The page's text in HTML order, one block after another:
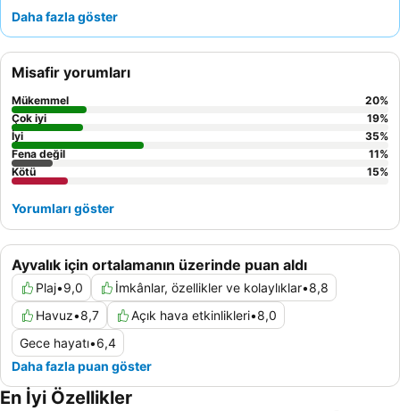
güler yüzlü personeli
deneyim için bahçe manzaralı bir oda talep etmeyi
düşünebilirsiniz.
Daha fazla göster
Ayvalık için ortalamanın üzerinde puan aldı
Plaj•9,0 İmkânlar, özellikler ve kolaylıklar•8,8
Havuz•8,7 Açık hava etkinlikleri•8,0
Gece hayatı•6,4
Daha fazla puan göster
Misafir yorumları
Mükemmel 20%
Çok iyi
19%
İyi
35%
Fena değil
11%
Kötü
15%
Yorumları göster
En İyi Özellikler